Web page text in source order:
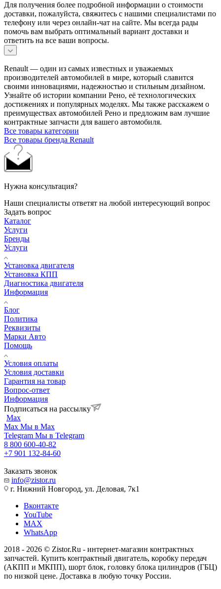
Для получения более подробной информации о стоимости
доставки, пожалуйста, свяжитесь с нашими специалистами по
телефону или через онлайн-чат на сайте. Мы всегда рады
помочь вам выбрать оптимальный вариант доставки и
ответить на все ваши вопросы.
Renault — один из самых известных и уважаемых
производителей автомобилей в мире, который славится
своими инновациями, надежностью и стильным дизайном.
Узнайте об истории компании Рено, её технологических
достижениях и популярных моделях. Мы также расскажем о
преимуществах автомобилей Рено и предложим вам лучшие
контрактные запчасти для вашего автомобиля.
Все товары категории
Все товары бренда Renault
Нужна консультация?
Наши специалисты ответят на любой интересующий вопрос
Задать вопрос
Каталог
Услуги
Бренды
Услуги
Установка двигателя
Установка КПП
Диагностика двигателя
Информация
Блог
Политика
Реквизиты
Марки Авто
Помощь
Условия оплаты
Условия доставки
Гарантия на товар
Вопрос-ответ
Информация
Подписаться на рассылку
Max
Max Мы в Max
Telegram Мы в Telegram
8 800 600-40-82
+7 901 132-84-60
Заказать звонок
info@zistor.ru
г. Нижний Новгород, ул. Деловая, 7к1
Вконтакте
YouTube
MAX
WhatsApp
2018 - 2026 © Zistor.Ru - интернет-магазин контрактных
запчастей. Купить контрактный двигатель, коробку передач
(АКПП и МКПП), шорт блок, головку блока цилиндров (ГБЦ)
по низкой цене. Доставка в любую точку России.